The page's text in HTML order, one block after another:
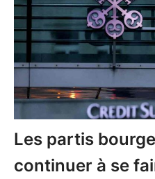
Les partis
continuer à se